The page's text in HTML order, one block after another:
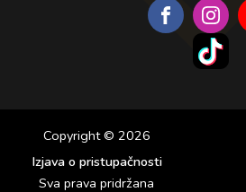
Copyright © 2026
Izjava o pristupačnosti
Sva prava pridržana